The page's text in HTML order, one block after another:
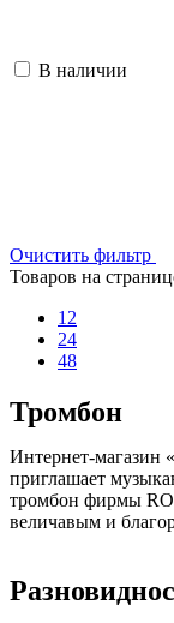
В наличии
Очистить фильтр
Товаров на
12
24
48
Тромбон
Интернет-магазин
приглашает
тромбон фирмы
величавым и